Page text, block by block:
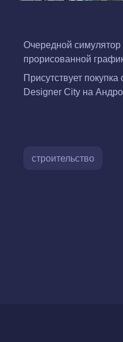
Очередной симулятор
прорисованной
Присутствует
Designer City на
строительство